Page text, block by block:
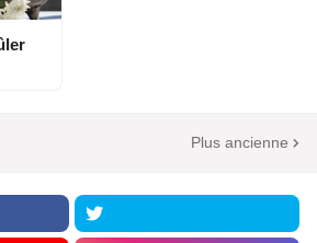
Plus ancienne